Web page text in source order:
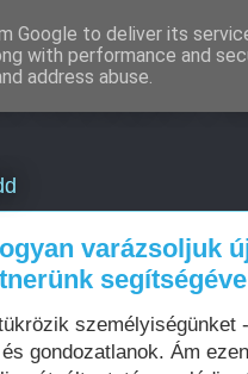
készítés
varázsoljuk
személyiségünket
gondozatlanok. Ám
Google to deliver its
with performance and
address abuse.